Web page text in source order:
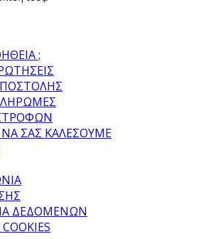
;
ΣΑΣ ΚΑΛΕΣΟΥΜΕ
ΔΕΔΟΜΕΝΩΝ